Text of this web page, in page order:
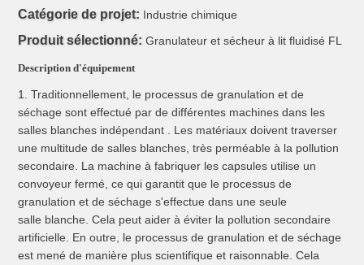
Catégorie de projet: Industrie chimique
Produit sélectionné: Granulateur et sécheur à lit fluidisé FL
Description d'équipement
1. Traditionnellement, le processus de granulation et de
séchage sont effectué par de différentes machines dans les
salles blanches indépendant . Les matériaux doivent traverser
une multitude de salles blanches, très perméable à la pollution
secondaire. La machine à fabriquer les capsules utilise un
convoyeur fermé, ce qui garantit que le processus de
granulation et de séchage s'effectue dans une seule
salle blanche.Cela peut aider à éviter la pollution secondaire
artificielle. En outre, le processus de granulation et de séchage
est mené de manière plus scientifique et raisonnable.Cela